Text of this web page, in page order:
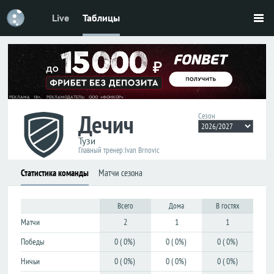
Футбол
Премьер-
лига
Кубок
Лига
наций
Лига
чемпионов
Лига
Европы
Live Таблицы
Сезон
Дечич
Тузи
Главный тренер:Ivan Brnovic
Статистика команды Матчи сезона
Всего Дома В гостях
Матчи 2 1
1
Победы
0 ( 0%) 0 ( 0%)
0 ( 0%)
Ничьи
0 ( 0%) 0 ( 0%)
0 ( 0%)
Футбол
Премьер-
лига
Кубок
Лига
наций
Лига
чемпионов
Лига
Европы